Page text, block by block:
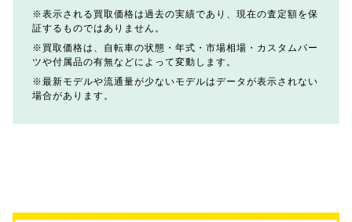
表示される買取価格は過去の実績であり、現在の査定額を保
証するものではありません。
買取価格は、自転車の状態・年式・市場相場・カスタムパー
ツや付属品の有無などによって変動します。
最新モデルや流通量が少ないモデルはデータが表示されない
場合があります。